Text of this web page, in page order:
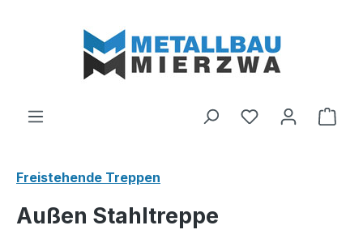
Du hast 0
Freistehende Treppen
Außen Stahltreppe